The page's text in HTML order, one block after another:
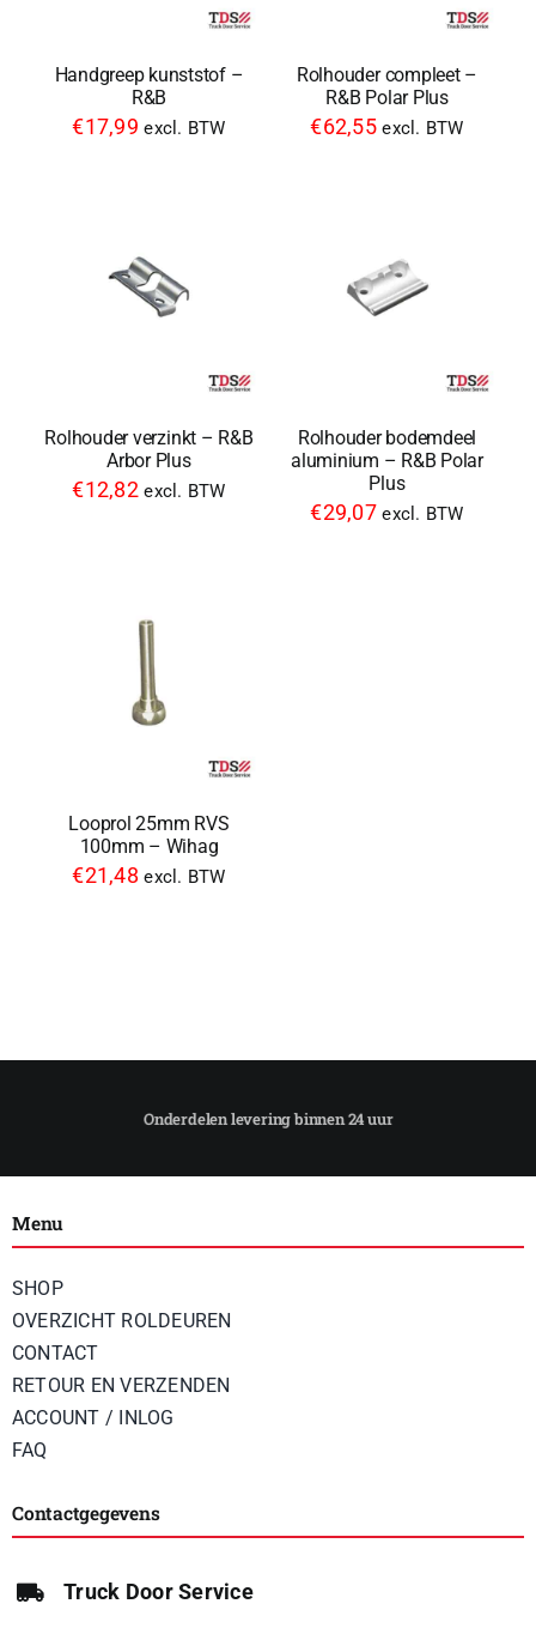
Handgreep kunststof –
R&B
€17,99 excl. BTW
Rolhouder compleet –
R&B Polar Plus
€62,55 excl. BTW
Rolhouder verzinkt – R&B
Arbor Plus
€12,82 excl. BTW
Rolhouder bodemdeel
aluminium – R&B Polar
Plus
€29,07 excl. BTW
Looprol 25mm RVS
100mm – Wihag
€21,48 excl. BTW
Menu
SHOP
OVERZICHT ROLDEUREN
CONTACT
RETOUR EN VERZENDEN
ACCOUNT / INLOG
FAQ
Contactgegevens
Truck Door Service